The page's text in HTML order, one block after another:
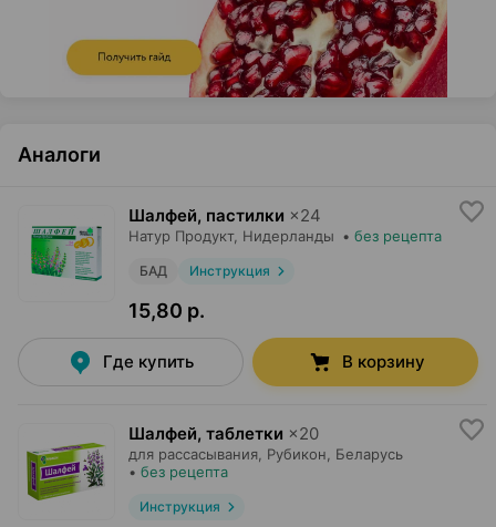
Аналоги
Шалфей, пастилки ×24
Натур Продукт, Нидерланды • без рецепта
БАД Инструкция
15,80 р.
Где купить В корзину
Шалфей, таблетки ×20
для рассасывания, Рубикон , Беларусь
• без рецепта
Инструкция